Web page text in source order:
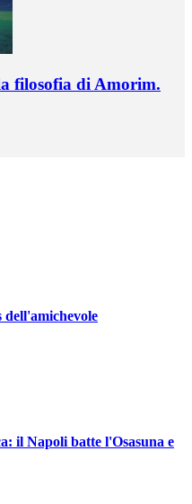
filosofia di Amorim.
dell'amichevole
il Napoli batte l'Osasuna e